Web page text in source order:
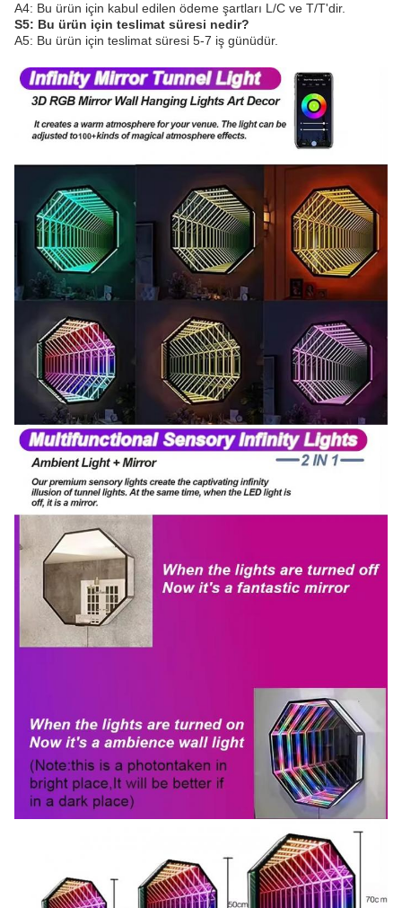
A4: Bu ürün için kabul edilen ödeme şartları L/C ve T/T'dir.
S5: Bu ürün için teslimat süresi nedir?
A5: Bu ürün için teslimat süresi 5-7 iş günüdür.